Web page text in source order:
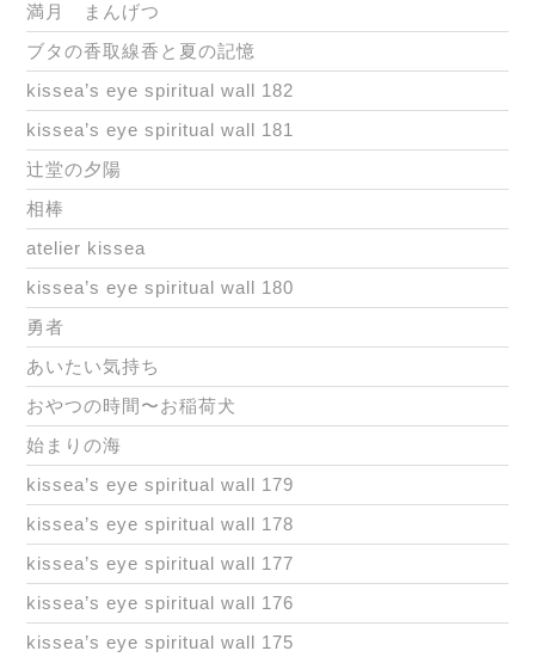
満月 まんげつ
ブタの香取線香と夏の記憶
kissea’s eye spiritual wall 182
kissea’s eye spiritual wall 181
辻堂の夕陽
相棒
atelier kissea
kissea’s eye spiritual wall 180
勇者
あいたい気持ち
おやつの時間〜お稲荷犬
始まりの海
kissea’s eye spiritual wall 179
kissea’s eye spiritual wall 178
kissea’s eye spiritual wall 177
kissea’s eye spiritual wall 176
kissea’s eye spiritual wall 175